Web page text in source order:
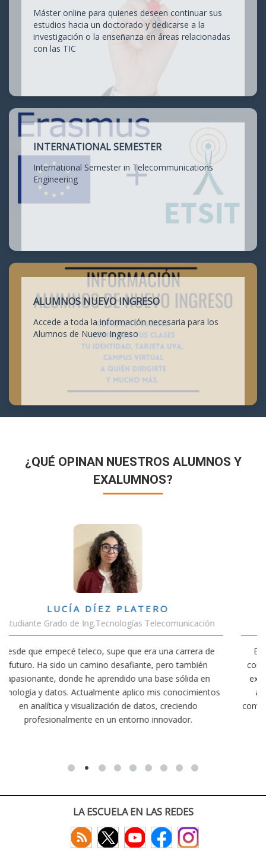
Máster online para quienes deseen continuar sus
estudios hacia un doctorado y dedicarse a la
investigación o la enseñanza en áreas relacionadas
con las TIC
INTERNATIONAL SEMESTER
International Semester in Telecommunications
Engineering
ALUMNOS NUEVO INGRESO
Accede a toda la información necesaria para los
Alumnos de Nuevo Ingreso
¿QUÉ OPINAN NUESTROS ALUMNOS Y
EXALUMNOS?
de
en
VÍCTOR SÁNCHEZ VALENCIA
Estudiante Doble Grado Teleco-ADE
Estudiar teleco me ha permitido comprender cómo la
conectividad afecta nuestra vida diaria. Aunque la
exige esfuerzo, he dedicado parte de mi tiempo a
actividades como el salvamento y socorrismo. Estoy
convencido de que elegir teleco ha sido una de las
decisiones que he tomado.
LA ESCUELA EN LAS REDES